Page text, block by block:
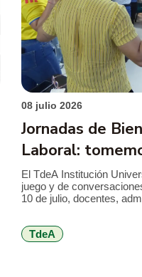
08 julio 2026
Jornadas de
Laboral:
aprender a
El TdeA Institución
juego y de
10 de julio, docentes,
trabajo en equipo, a la
TdeA